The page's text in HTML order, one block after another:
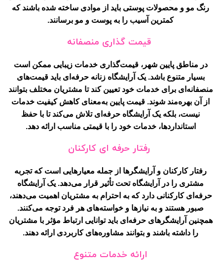
رنگ مو و محصولات پوستی باید از موادی ساخته شده باشند که
کمترین آسیب را به پوست و مو برسانند.
قیمت گذاری منصفانه
در مناطق پایین شهر، قیمت‌گذاری خدمات زیبایی ممکن است
بسیار متنوع باشد. یک آرایشگاه زنانه حرفه‌ای باید قیمت‌های
منصفانه‌ای برای خدمات خود تعیین کند تا مشتریان مختلف بتوانند
از آن بهره‌مند شوند. قیمت پایین به‌معنای کاهش کیفیت خدمات
نیست، بلکه یک آرایشگاه حرفه‌ای تلاش می‌کند تا با حفظ
استانداردها، خدمات خود را با قیمتی مناسب ارائه دهد.
رفتار حرفه ای کارکنان
رفتار کارکنان و آرایشگرها از جمله معیارهایی است که تجربه
مشتری را در آرایشگاه تحت تأثیر قرار می‌دهد. یک آرایشگاه
حرفه‌ای کارکنانی دارد که به احترام به مشتریان اهمیت می‌دهند،
صبور هستند و به نیازها و خواسته‌های هر فرد توجه می‌کنند.
همچنین آرایشگرهای حرفه‌ای باید توانایی ارتباط مؤثر با مشتریان
را داشته باشند و بتوانند مشاوره‌های کاربردی ارائه دهند.
ارائه خدمات متنوع